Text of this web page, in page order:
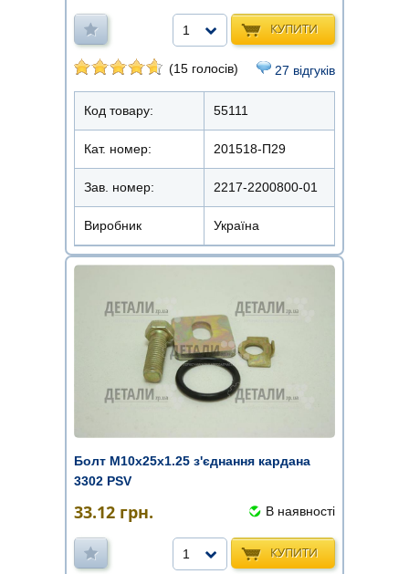
КУПИТИ
1
(15 голосів) 27 відгуків
Код товару: 55111
Кат. номер: 201518-П29
Зав. номер: 2217-2200800-01
Виробник Україна
Болт М10х25х1.25 з'єднання кардана
3302 PSV
33.12 грн. В наявності
КУПИТИ
1